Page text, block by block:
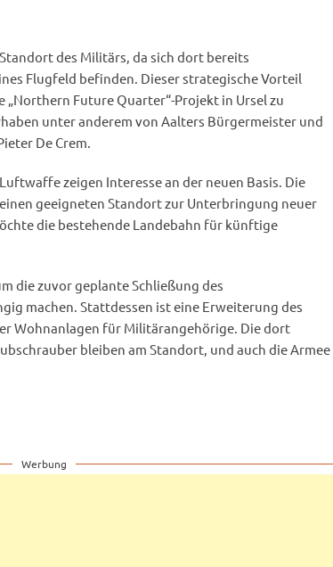
des Militärs, da sich dort bereits
Flugfeld befinden. Dieser strategische Vorteil
Future Quarter“-Projekt in Ursel zu
unter anderem von Aalters Bürgermeister und
De Crem.
zeigen Interesse an der neuen Basis. Die
geeigneten Standort zur Unterbringung neuer
die bestehende Landebahn für künftige
die zuvor geplante Schließung des
machen. Stattdessen ist eine Erweiterung des
Wohnanlagen für Militärangehörige. Die dort
bleiben am Standort, und auch die Armee
Werbung